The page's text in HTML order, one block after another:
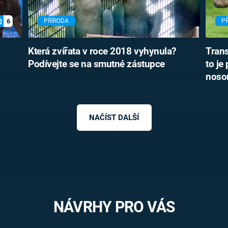
6 PŘÍRODA
Která zvířata v roce 2018 vyhynula?
Podívejte se na smutné zástupce
to je
NAČÍST DALŠÍ
NÁVRHY PRO VÁS